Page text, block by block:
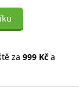
za 999 Kč a